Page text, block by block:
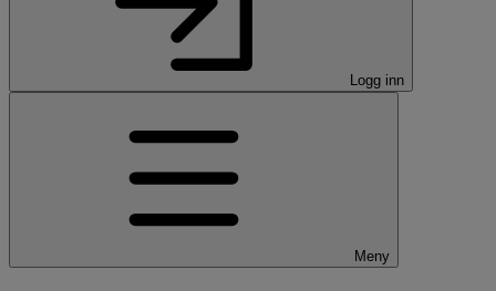
Logg inn
Meny